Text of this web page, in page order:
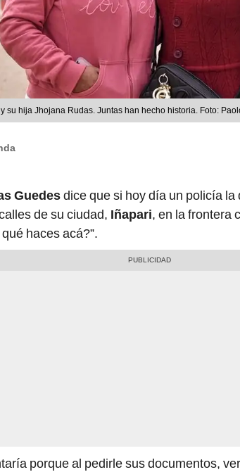
su hija Jhojana Rudas. Juntas han hecho historia. Foto:
Guedesdice que si hoy día un policía la
de su ciudad, Iñapari, en la frontera
haces acá?”.
porque al pedirle sus documentos,